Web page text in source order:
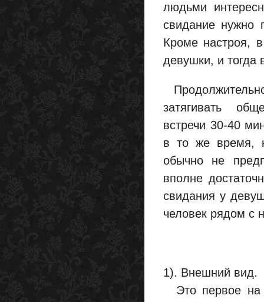
людьми
свидание нужно
Кроме настроя,
девушки, и тогда
затягивать
встречи 30-40
в то же время,
обычно не
вполне
свидания у
человек рядом с
1). Внешний вид.
Это первое на